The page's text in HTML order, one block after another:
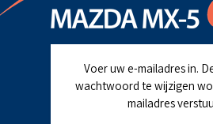
Voer uw e-mailadres in.
wachtwoord te wijzigen
mailadres